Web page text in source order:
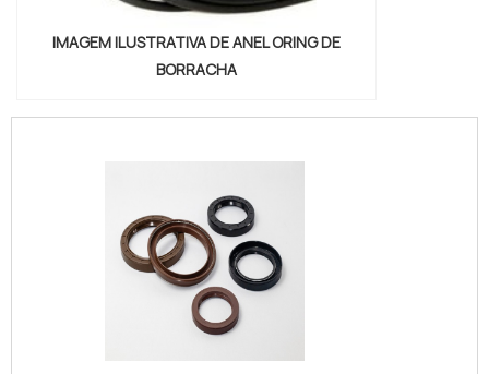
IMAGEM ILUSTRATIVA DE ANEL ORING DE
BORRACHA